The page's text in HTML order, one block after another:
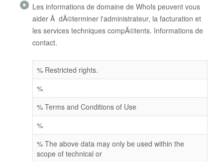
Les informations de domaine de WhoIs peuvent vous
aider Ã dÃ©terminer l'administrateur, la facturation et
les services techniques compÃ©tents. Informations de
contact.
% Restricted rights.
%
% Terms and Conditions of Use
%
% The above data may only be used within the
scope of technical or